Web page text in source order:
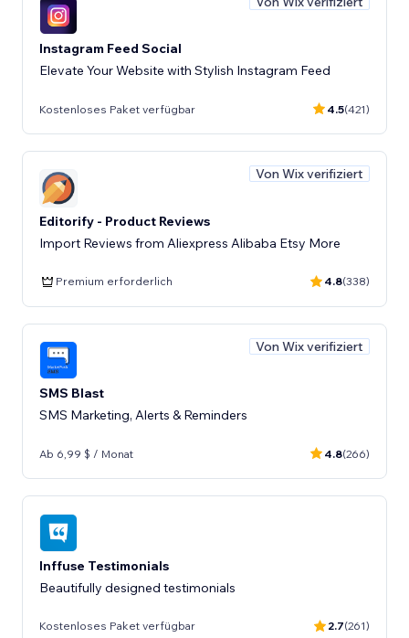
Instagram Feed Social
Elevate Your Website with Stylish Instagram Feed
Kostenloses Paket verfügbar 4.5(421)
Von Wix verifiziert
Editorify ‑ Product Reviews
Import Reviews from Aliexpress Alibaba Etsy More
Premium erforderlich 4.8(338)
Von Wix verifiziert
SMS Blast
SMS Marketing, Alerts & Reminders
Ab 6,99 $ / Monat 4.8(266)
Inffuse Testimonials
Beautifully designed testimonials
Kostenloses Paket verfügbar 2.7(261)